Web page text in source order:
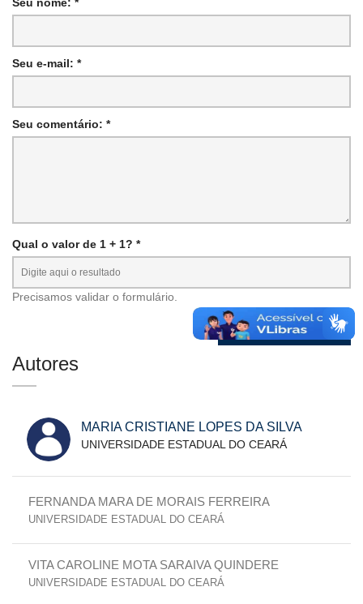
Seu e-mail: *
Seu comentário: *
Qual o valor de 1 + 1? *
Precisamos validar o formulário.
Autores
MARIA CRISTIANE LOPES DA SILVA
UNIVERSIDADE ESTADUAL DO CEARÁ
FERNANDA MARA DE MORAIS FERREIRA
UNIVERSIDADE ESTADUAL DO CEARÁ
VITA CAROLINE MOTA SARAIVA QUINDERE
UNIVERSIDADE ESTADUAL DO CEARÁ